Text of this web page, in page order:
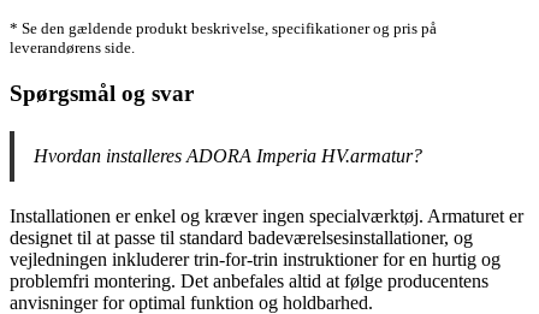
* Se den gældende produkt beskrivelse, specifikationer og pris på
leverandørens side.
Spørgsmål og svar
Hvordan installeres ADORA Imperia HV.armatur?
Installationen er enkel og kræver ingen specialværktøj. Armaturet er
designet til at passe til standard badeværelsesinstallationer, og
vejledningen inkluderer trin-for-trin instruktioner for en hurtig og
problemfri montering. Det anbefales altid at følge producentens
anvisninger for optimal funktion og holdbarhed.